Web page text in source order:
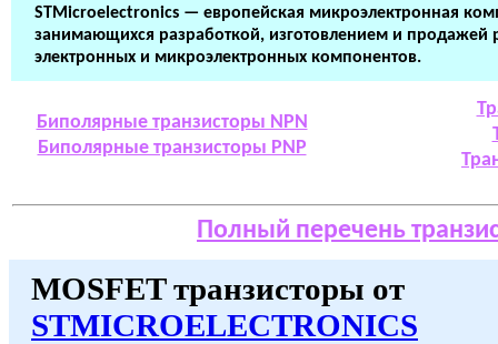
STMicroelectronics — европейская микроэлектронная
занимающихся разработкой, изготовлением и продажей
электронных и микроэлектронных компонентов.
Биполярные транзисторы NPN
Биполярные транзисторы PNP
Полный перечень
MOSFET транзисторы от
STMICROELECTRONICS